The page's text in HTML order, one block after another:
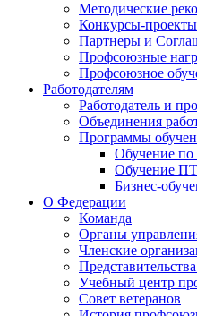
Методические
Конкурсы-проекты
Партнеры и
Профсоюзные
Профсоюзное
Работодателям
Работодатель и
Объединения
Программы
Обучение по
Обучение
Бизнес-
О Федерации
Команда
Органы
Членские
Учебный центр
Совет ветеранов